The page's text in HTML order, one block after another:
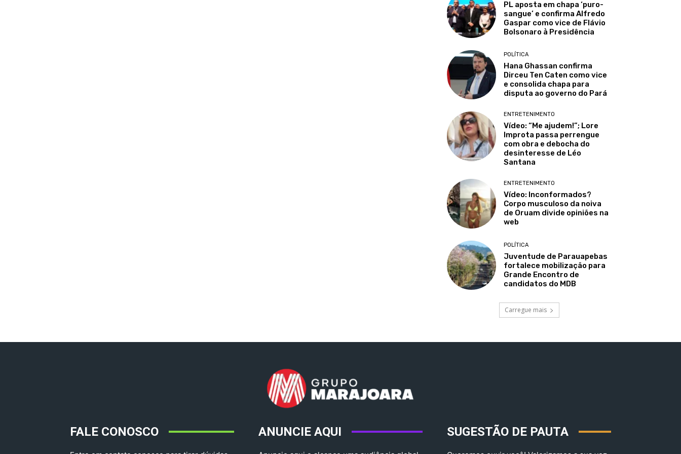
PL aposta em chapa ‘puro-
sangue’ e confirma Alfredo
Gaspar como vice de Flávio
Bolsonaro à Presidência
POLÍTICA
Hana Ghassan confirma
Dirceu Ten Caten como vice
e consolida chapa para
disputa ao governo do Pará
ENTRETENIMENTO
Vídeo: “Me ajudem!”; Lore
Improta passa perrengue
com obra e debocha do
desinteresse de Léo
Santana
ENTRETENIMENTO
Vídeo: Inconformados?
Corpo musculoso da noiva
de Oruam divide opiniões na
web
POLÍTICA
Juventude de Parauapebas
fortalece mobilização para
Grande Encontro de
candidatos do MDB
Carregue mais
FALE CONOSCO ANUNCIE AQUI SUGESTÃO DE PAUTA